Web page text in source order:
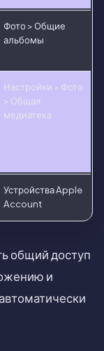
Фото > Общие
альбомы
Настройки > Фото
> Общая
медиатека
Устройства Apple
Account
общий доступ
и